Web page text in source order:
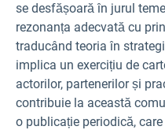
se desfășoară în jurul
rezonanța adecvată cu
traducând teoria în
implica un exercițiu de
actorilor, partenerilor și
contribuie la această
o publicație periodică,